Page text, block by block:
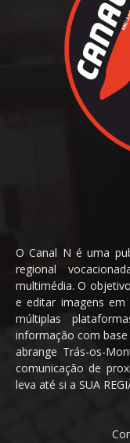
O Canal N é uma
regional
multimédia. O
e editar imagens em
múltiplas
informação com
abrange Trás-os-
comunicação de
leva até si a SUA